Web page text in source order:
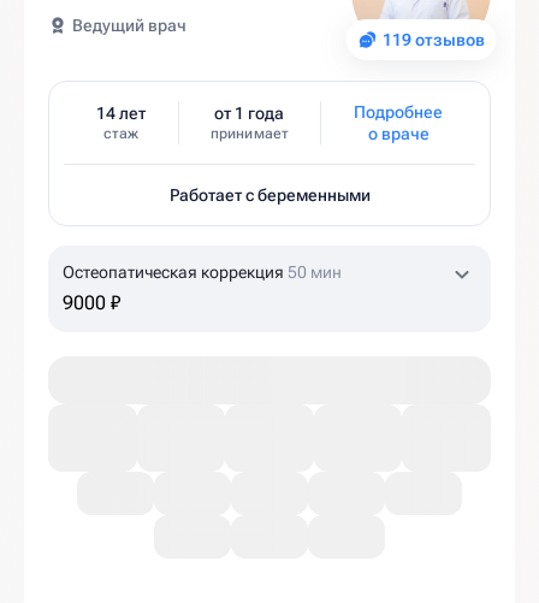
119 отзывов
Ведущий врач
14 лет
стаж
от 1 года
принимает
Подробнее
о враче
Работает с беременными
Остеопатическая коррекция 50 мин
9000 ₽